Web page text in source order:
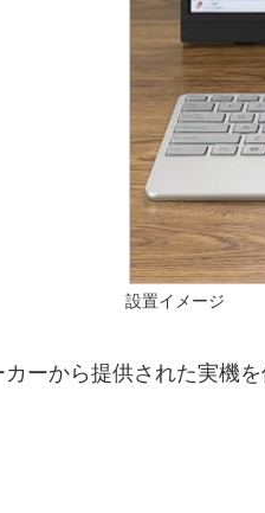
設置イメージ
ーから提供された実機